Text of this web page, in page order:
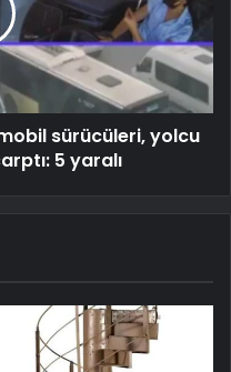
sürücüleri, yolcu
5 yaralı